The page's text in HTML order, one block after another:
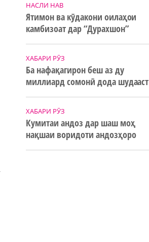
НАСЛИ НАВ
Ятимон ва кӯдакони оилаҳои
камбизоат дар “Дурахшон”
ХАБАРИ РӮЗ
Ба нафақагирон беш аз ду
миллиард сомонӣ дода шудааст
ХАБАРИ РӮЗ
Кумитаи андоз дар шаш моҳ
нақшаи воридоти андозҳоро